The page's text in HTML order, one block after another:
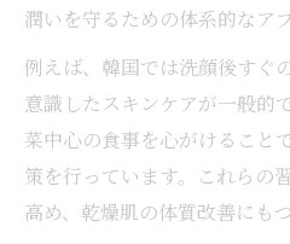
潤いを守るための体系的なア
例えば、韓国では洗顔後すぐ
意識したスキンケアが一般的
菜中心の食事を心がけること
策を行っています。これらの
高め、乾燥肌の体質改善にも